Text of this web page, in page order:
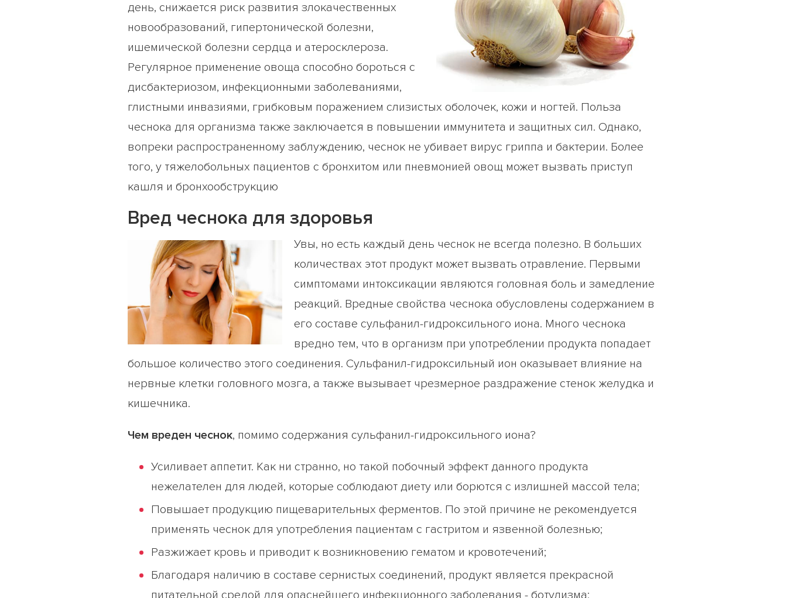
день, снижается риск развития злокачественных
новообразований, гипертонической болезни,
ишемической болезни сердца и атеросклероза.
Регулярное применение овоща способно бороться с
дисбактериозом, инфекционными заболеваниями,
глистными инвазиями, грибковым поражением слизистых оболочек, кожи и ногтей. Польза
чеснока для организма также заключается в повышении иммунитета и защитных сил. Однако,
вопреки распространенному заблуждению, чеснок не убивает вирус гриппа и бактерии. Более
того, у тяжелобольных пациентов с бронхитом или пневмонией овощ может вызвать приступ
кашля и бронхообструкцию
Вред чеснока для здоровья
Увы, но есть каждый день чеснок не всегда полезно. В больших
количествах этот продукт может вызвать отравление. Первыми
симптомами интоксикации являются головная боль и замедление
реакций. Вредные свойства чеснока обусловлены содержанием в
его составе сульфанил-гидроксильного иона. Много чеснока
вредно тем, что в организм при употреблении продукта попадает
большое количество этого соединения. Сульфанил-гидроксильный ион оказывает влияние на
нервные клетки головного мозга, а также вызывает чрезмерное раздражение стенок желудка и
кишечника.
Чем вреден чеснок, помимо содержания сульфанил-гидроксильного иона?
Усиливает аппетит. Как ни странно, но такой побочный эффект данного продукта
нежелателен для людей, которые соблюдают диету или борются с излишней массой тела;
Повышает продукцию пищеварительных ферментов. По этой причине не рекомендуется
применять чеснок для употребления пациентам с гастритом и язвенной болезнью;
Разжижает кровь и приводит к возникновению гематом и кровотечений;
Благодаря наличию в составе сернистых соединений, продукт является прекрасной
питательной средой для опаснейшего инфекционного заболевания - ботулизма;